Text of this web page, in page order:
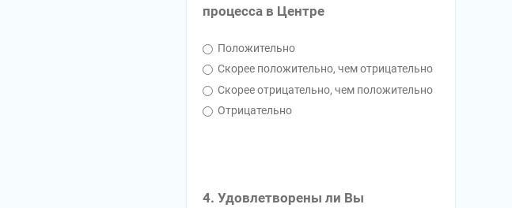
процесса в Центре
Положительно
Скорее положительно, чем отрицательно
Скорее отрицательно, чем положительно
Отрицательно
4. Удовлетворены ли Вы